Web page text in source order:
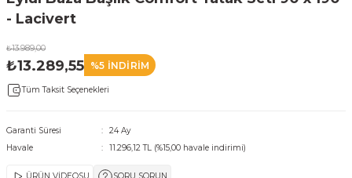
Modelleri
- Lacivert
₺13.989,00
₺13.289,55 %5 İNDİRİM
Tüm Taksit Seçenekleri
Garanti Süresi
24 Ay
Havale
11.296,12 TL (%15,00 havale indirimi)